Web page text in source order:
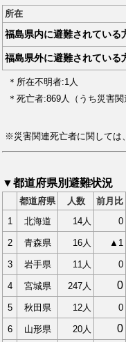
所在
福島県内に避難されている
福島県外に避難されている
＊所在不明者:1人
＊死亡者:869人（うち災害
※災害関連死亡者に関しては、
▼都道府県別避難状況
都道府県 人数 前月比
1
北海道 14人 0
2 青森県 16人 ▲1
3 岩手県 11人 0
4 宮城県 247人 0
5 秋田県 12人 0
6 山形県 20人 0